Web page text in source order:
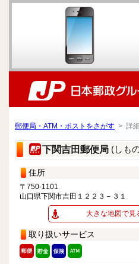
郵便局・ATM・ポストをさがす > 詳
下関吉田郵便局 (しも
住所
〒750-1101
山口県下関市吉田１２２３－３１
大きな地図で見
取り扱いサービス